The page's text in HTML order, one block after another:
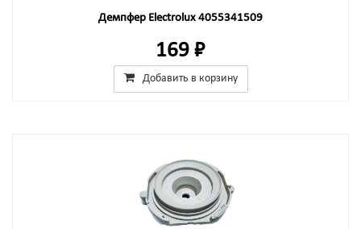
Демпфер Electrolux 4055341509
169 ₽
Добавить в корзину